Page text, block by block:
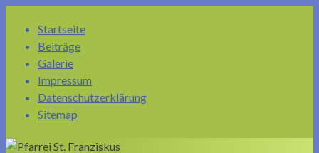
Inhalt
Startseite
Beiträge
Galerie
Impressum
Datenschutzerklärung
Sitemap